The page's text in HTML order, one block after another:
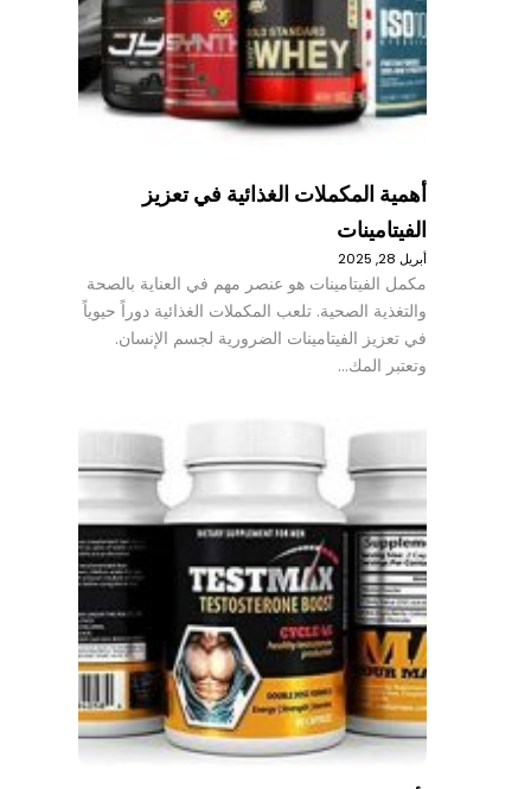
أهمية المكملات الغذائية في تعزيز
الفيتامينات
أبريل 28, 2025
مكمل الفيتامينات هو عنصر مهم في العناية بالصحة
والتغذية الصحية. تلعب المكملات الغذائية دوراً حيوياً
في تعزيز الفيتامينات الضرورية لجسم الإنسان.
وتعتبر المك…